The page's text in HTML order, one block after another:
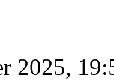
2025,